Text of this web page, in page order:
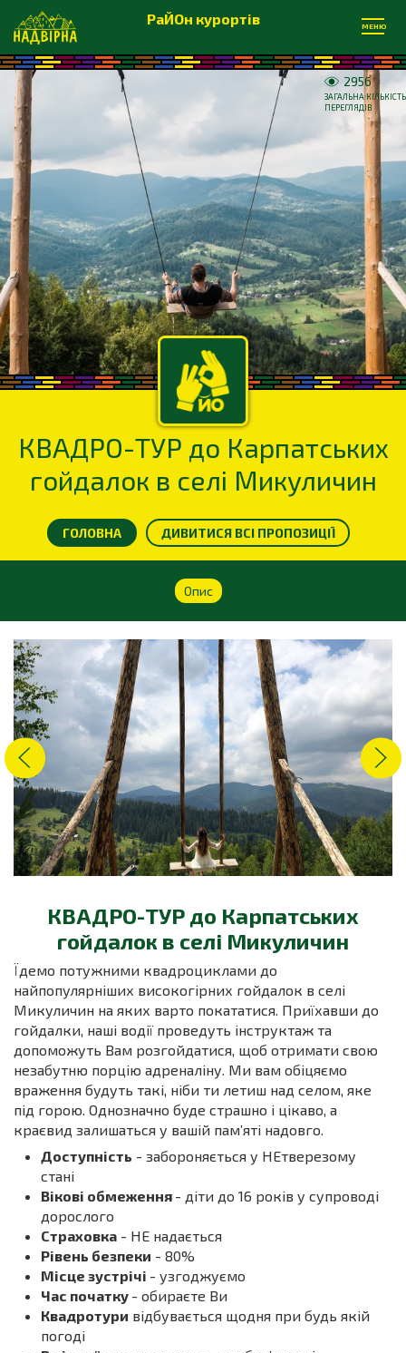
РаЙОн курортів МЕНЮ
КВАДРО-ТУР до Карпатських
гойдалок в селі Микуличин
2956
ЗАГАЛЬНА КІЛЬКІСТЬ
ПЕРЕГЛЯДІВ
ГОЛОВНА ДИВИТИСЯ ВСІ ПРОПОЗИЦІЇ
Опис
КВАДРО-ТУР до Карпатських
гойдалок в селі Микуличин
Їдемо потужними квадроциклами до
найпопулярніших високогірних гойдалок в селі
Микуличин на яких варто покататися. Приїхавши до
гойдалки, наші водії проведуть інструктаж та
допоможуть Вам розгойдатися, щоб отримати свою
незабутню порцію адреналіну. Ми вам обіцяємо
враження будуть такі, ніби ти летиш над селом, яке
під горою. Однозначно буде страшно і цікаво, а
краєвид залишаться у вашій памʼяті надовго.
Доступність - забороняється у НЕтверезому
стані
Вікові обмеження - діти до 16 років у супроводі
дорослого
Страховка - НЕ надається
Рівень безпеки - 80%
Місце зустрічі - узгоджуємо
Час початку - обираєте Ви
Квадротури відбувається щодня при будь якій
погоді